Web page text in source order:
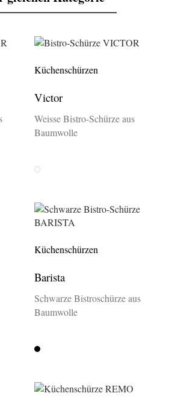
Küchenschürzen
Victor
Weisse Bistro-Schürze aus
Baumwolle
Weiss
Küchenschürzen
Barista
Schwarze Bistroschürze aus
Baumwolle
Schwarz